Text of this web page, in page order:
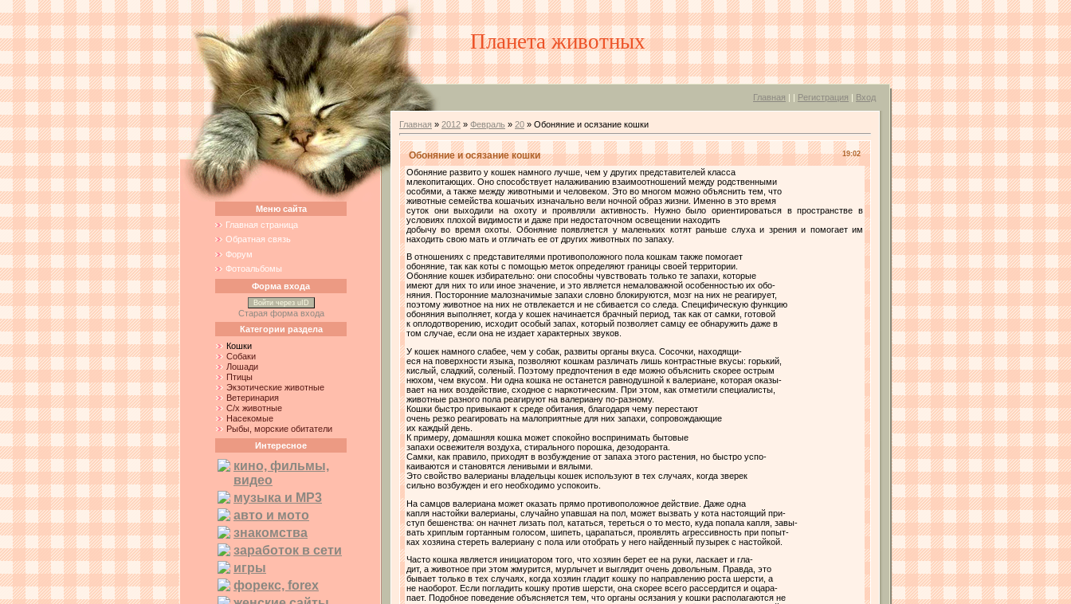
Планета животных
Главная | | Регистрация | Вход
Меню сайта
Главная страница
Обратная связь
Форум
Фотоальбомы
Форма входа
Войти через uID
Старая форма входа
Категории раздела
Кошки
Собаки
Лошади
Птицы
Экзотические животные
Ветеринария
С/х животные
Насекомые
Рыбы, морские обитатели
Интересное
кино, фильмы,
видео
музыка и MP3
авто и мото
знакомства
заработок в сети
игры
форекс, forex
Главная » 2012 » Февраль » 20 » Обоняние и осязание кошки
19:02
Обоняние и осязание кошки
Обоняние развито у кошек намного лучше, чем у других представителей класса
млекопитающих. Оно способствует налаживанию взаимоотношений между родственными
особями, а также между животными и человеком. Это во многом можно объяснить тем, что
животные семейства кошачьих изначально вели ночной образ жизни. Именно в это время
суток они выходили на охоту и проявляли активность. Нужно было ориентироваться в пространстве в
условиях плохой видимости и даже при недостаточном освещении находить
добычу во время охоты. Обоняние появляется у маленьких котят раньше слуха и зрения и помогает им
находить свою мать и отличать ее от других животных по запаху.
В отношениях с представителями противоположного пола кошкам также помогает
обоняние, так как коты с помощью меток определяют границы своей территории.
Обоняние кошек избирательно: они способны чувствовать только те запахи, которые
имеют для них то или иное значение, и это является немаловажной особенностью их обо-
няния. Посторонние малозначимые запахи словно блокируются, мозг на них не реагирует,
поэтому животное на них не отвлекается и не сбивается со следа. Специфическую функцию
обоняния выполняет, когда у кошек начинается брачный период, так как от самки, готовой
к оплодотворению, исходит особый запах, который позволяет самцу ее обнаружить даже в
том случае, если она не издает характерных звуков.
У кошек намного слабее, чем у собак, развиты органы вкуса. Сосочки, находящи-
еся на поверхности языка, позволяют кошкам различать лишь контрастные вкусы: горький,
кислый, сладкий, соленый. Поэтому предпочтения в еде можно объяснить скорее острым
нюхом, чем вкусом. Ни одна кошка не останется равнодушной к валериане, которая оказы-
вает на них воздействие, сходное с наркотическим. При этом, как отметили специалисты,
животные разного пола реагируют на валериану по-разному.
Кошки быстро привыкают к среде обитания, благодаря чему перестают
очень резко реагировать на малоприятные для них запахи, сопровождающие
их каждый день.
К примеру, домашняя кошка может спокойно воспринимать бытовые
запахи освежителя воздуха, стирального порошка, дезодоранта.
Самки, как правило, приходят в возбуждение от запаха этого растения, но быстро успо-
каиваются и становятся ленивыми и вялыми.
Это свойство валерианы владельцы кошек используют в тех случаях, когда зверек
сильно возбужден и его необходимо успокоить.
На самцов валериана может оказать прямо противоположное действие. Даже одна
капля настойки валерианы, случайно упавшая на пол, может вызвать у кота настоящий при-
ступ бешенства: он начнет лизать пол, кататься, тереться о то место, куда попала капля, завы-
вать хриплым гортанным голосом, шипеть, царапаться, проявлять агрессивность при попыт-
ках хозяина стереть валериану с пола или отобрать у него найденный пузырек с настойкой.
Часто кошка является инициатором того, что хозяин берет ее на руки, ласкает и гла-
дит, а животное при этом жмурится, мурлычет и выглядит очень довольным. Правда, это
бывает только в тех случаях, когда хозяин гладит кошку по направлению роста шерсти, а
не наоборот. Если погладить кошку против шерсти, она скорее всего рассердится и оцара-
пает. Подобное поведение объясняется тем, что органы осязания у кошки располагаются не